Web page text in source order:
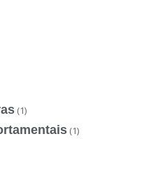
(1)
(1)